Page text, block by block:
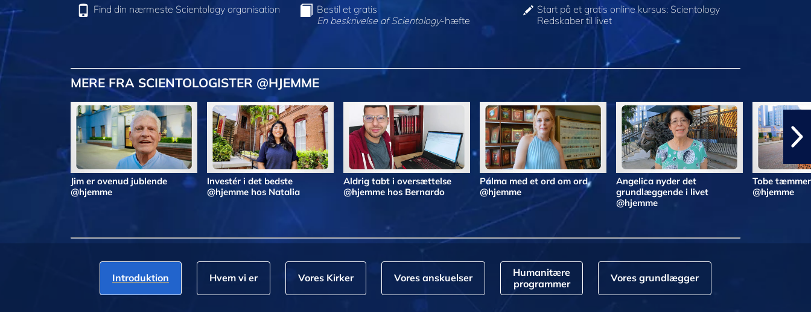
Find din nærmeste Scientology organisation
Bestil et gratis
En beskrivelse af Scientology-hæfte
Start på et gratis online kursus: Scientology
Redskaber til livet
MERE FRA SCIENTOLOGISTER @HJEMME
Jim er ovenud jublende
@hjemme
Investér i det bedste
@hjemme hos Natalia
Aldrig tabt i oversættelse
@hjemme hos Bernardo
Pálma med et ord om ord
@hjemme
Angelica nyder det
grundlæggende i livet
@hjemme
Tobe
@hjemme
Introduktion Hvem vi er Vores Kirker Vores anskuelser
Humanitære
programmer
Vores grundlægger